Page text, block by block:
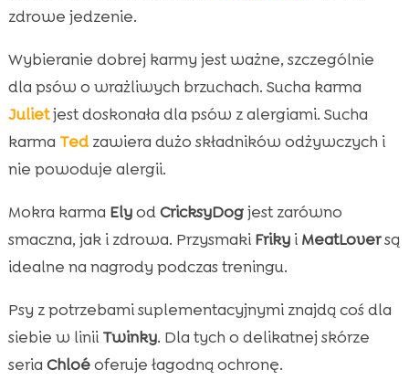
zdrowe jedzenie.
Wybieranie dobrej karmy jest ważne, szczególnie
dla psów o wrażliwych brzuchach. Sucha karma
Julietjest doskonała dla psów z alergiami. Sucha
karma Tedzawiera dużo składników odżywczych i
nie powoduje alergii.
Mokra karma ElyodCricksyDogjest zarówno
smaczna, jak i zdrowa. Przysmaki Frikyi MeatLoversą
idealne na nagrody podczas treningu.
Psy z potrzebami suplementacyjnymi znajdą coś dla
siebie w linii Twinky. Dla tych o delikatnej skórze
seria Chloéoferuje łagodną ochronę.